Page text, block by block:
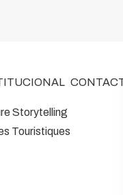
Storytelling
Touristiques